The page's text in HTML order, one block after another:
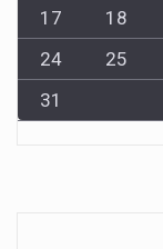
17
18
24
25
31